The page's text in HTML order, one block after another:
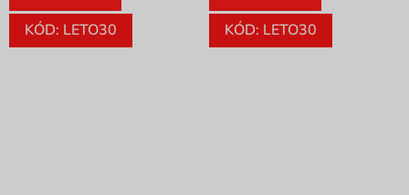
KÓD: LETO30
KÓD: LETO30